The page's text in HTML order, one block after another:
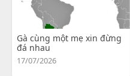
Gà cùng một mẹ xin đừng
đá nhau
17/07/2026